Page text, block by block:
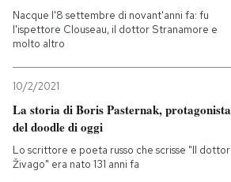
Nacque l'8 settembre di novant'anni fa: fu
l'ispettore Clouseau, il dottor Stranamore e
molto altro
10/2/2021
La storia di Boris Pasternak, protagonista
del doodle di oggi
Lo scrittore e poeta russo che scrisse "Il dottor
Živago" era nato 131 anni fa